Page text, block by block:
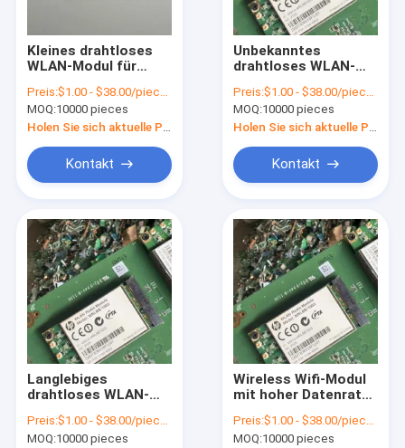
Kleines drahtloses
WLAN-Modul für
Anwendungen
Preis:$1.00 - $38.00/pieces
MOQ:10000 pieces
Kontakt
Unbekanntes
drahtloses WLAN-
Netzwerkkonfiguration
Preis:$1.00 - $38.00/pieces
MOQ:10000 pieces
Kontakt
Langlebiges
drahtloses WLAN-
unbekannter
Frequenz und
Preis:$1.00 - $38.00/pieces
MOQ:10000 pieces
Wireless Wifi-Modul
mit hoher Datenrate
Antenntype
Preis:$1.00 - $38.00/pieces
MOQ:10000 pieces